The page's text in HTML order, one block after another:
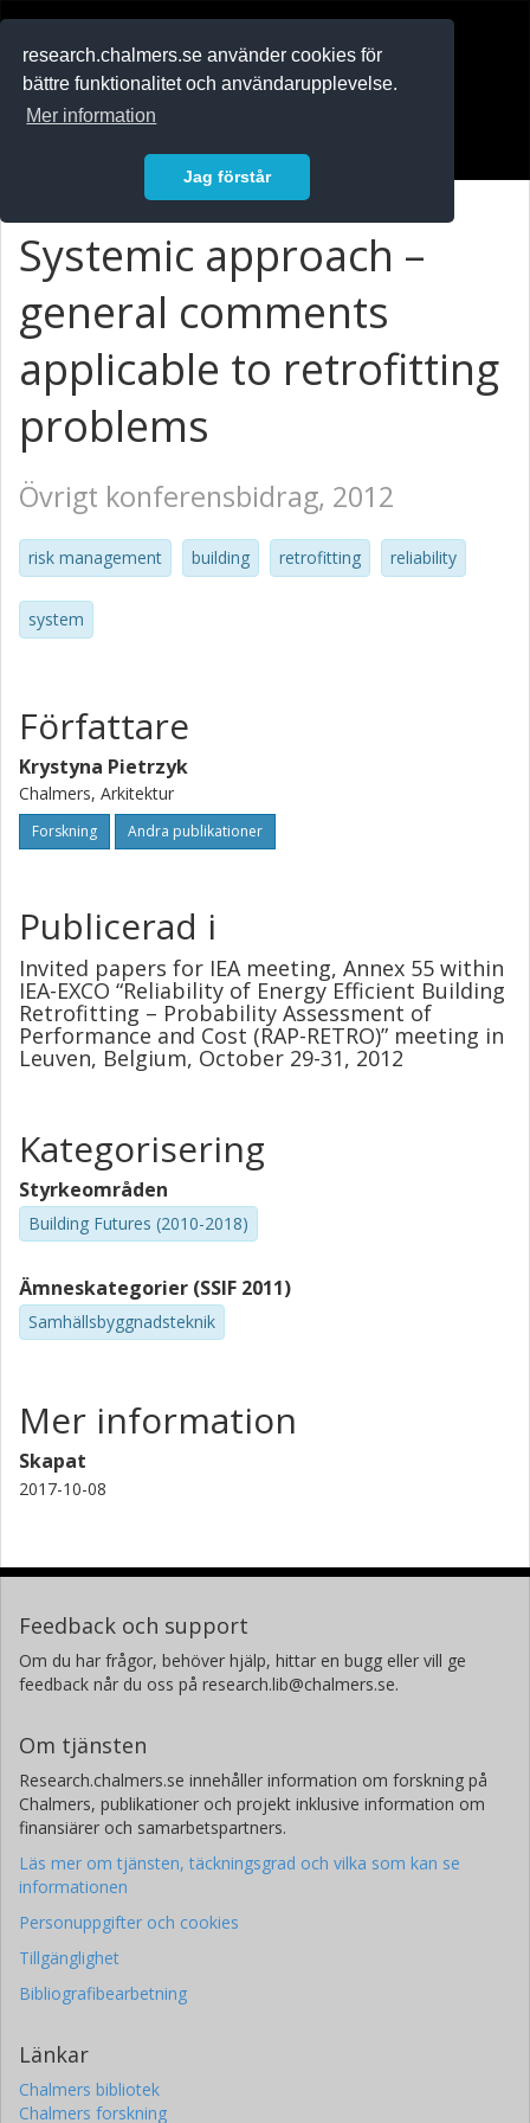
research.chalmers.se använder cookies för
bättre funktionalitet och användarupplevelse.
Mer information
Jag förstår
Systemic approach –
general comments
applicable to retrofitting
problems
Övrigt konferensbidrag, 2012
risk management building retrofitting reliability
system
Författare
Krystyna Pietrzyk
Chalmers, Arkitektur
Forskning Andra publikationer
Publicerad i
Invited papers for IEA meeting, Annex 55 within
IEA-EXCO “Reliability of Energy Efficient Building
Retrofitting – Probability Assessment of
Performance and Cost (RAP-RETRO)” meeting in
Leuven, Belgium, October 29-31, 2012
Kategorisering
Styrkeområden
Building Futures (2010-2018)
Ämneskategorier (SSIF 2011)
Samhällsbyggnadsteknik
Mer information
Skapat
2017-10-08
Feedback och support
Om du har frågor, behöver hjälp, hittar en bugg eller vill ge
feedback når du oss på research.lib@chalmers.se.
Om tjänsten
Research.chalmers.se innehåller information om forskning på
Chalmers, publikationer och projekt inklusive information om
finansiärer och samarbetspartners.
Läs mer om tjänsten, täckningsgrad och vilka som kan se
informationen
Personuppgifter och cookies
Tillgänglighet
Bibliografibearbetning
Länkar
Chalmers bibliotek
Chalmers forskning